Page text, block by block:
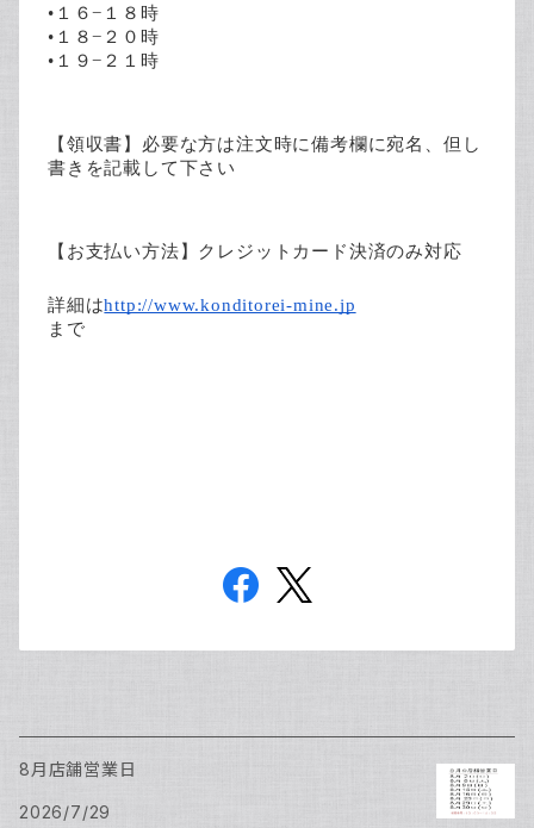
•１６−１８時
•１８−２０時
•１９−２１時
【領収書】必要な方は注文時に備考欄に宛名、但し
書きを記載して下さい
【お支払い方法】クレジットカード決済のみ対応
詳細はhttp://www.konditorei-mine.jp
まで
8月店舗営業日
2026/7/29